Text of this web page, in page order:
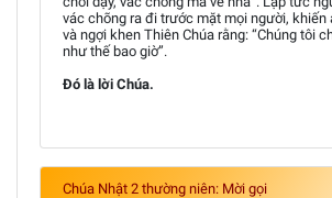
vác chõng ra đi trước mặt mọi người, khiến
và ngợi khen Thiên Chúa rằng: “Chúng tôi
như thế bao giờ”.
Đó là lời Chúa.
Chúa Nhật 2 thường niên: Mời gọi